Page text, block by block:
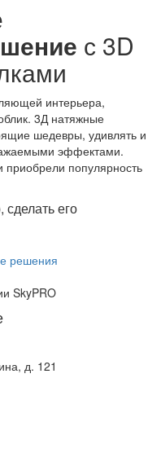
с 3D
интерьера,
3Д натяжные
шедевры, удивлять и
эффектами.
популярность
его
SkyPRO
д. 121